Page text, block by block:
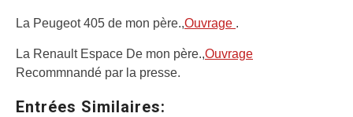
La Peugeot 405 de mon père.,Ouvrage .
La Renault Espace De mon père.,Ouvrage
Recommnandé par la presse.
Entrées Similaires: